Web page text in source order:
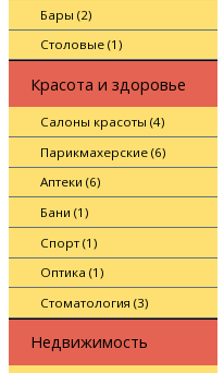
Бары (2)
Столовые (1)
Красота и здоровье
Салоны красоты (4)
Парикмахерские (6)
Аптеки (6)
Бани (1)
Спорт (1)
Оптика (1)
Стоматология (3)
Недвижимость